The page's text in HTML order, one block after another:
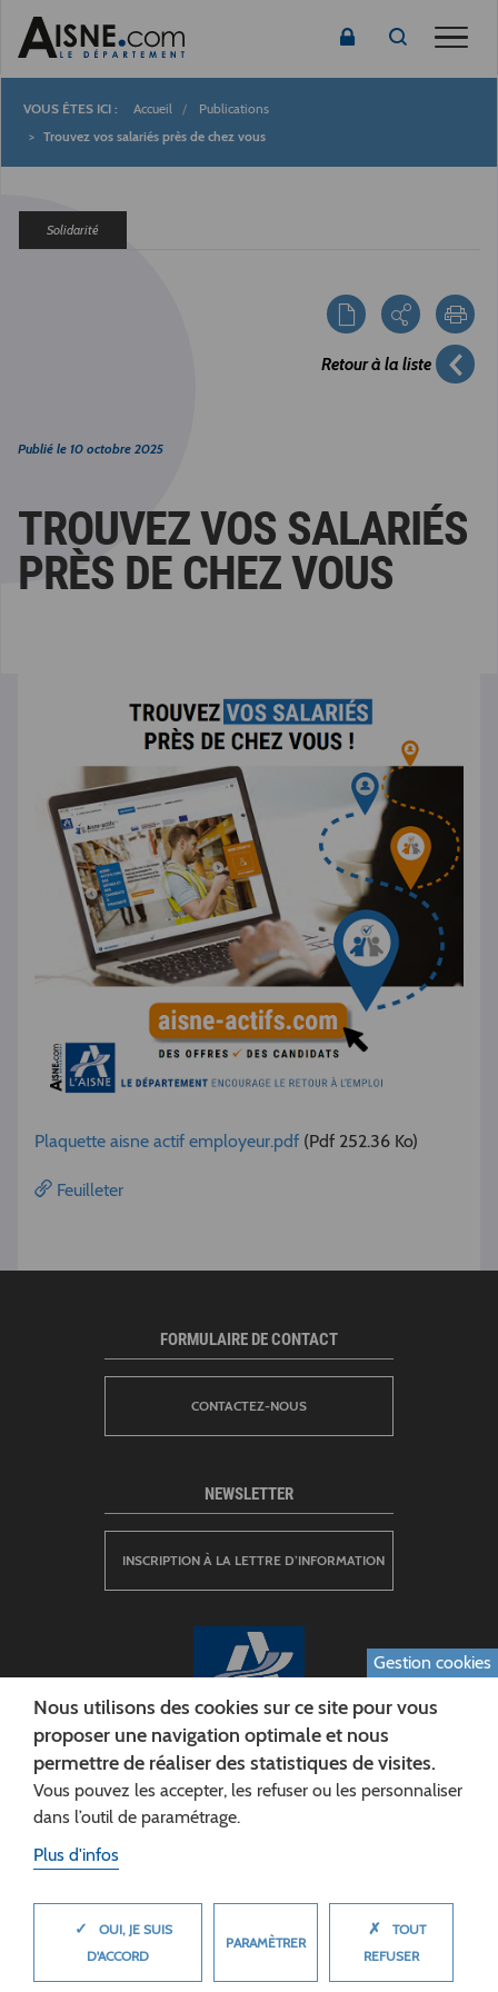
Fil
Accueil
Publications
Trouvez vos salariés près de chez vous
Solidarité
Retour à la liste
Publié le 10 octobre 2025
TROUVEZ VOS SALARIÉS
PRÈS DE CHEZ VOUS
Plaquette aisne actif employeur.pdf (Pdf 252.36 Ko)
Feuilleter
CONSEIL DÉPARTEMENTAL DE L'AISNE
Siège :
FORMULAIRE DE CONTACT
CONTACTEZ-NOUS
NEWSLETTER
INSCRIPTION À LA LETTRE D’INFORMATION
Gestion cookies
Nous utilisons des cookies sur ce site pour vous
proposer une navigation optimale et nous
permettre de réaliser des statistiques de visites.
Vous pouvez les accepter, les refuser ou les personnaliser
dans l’outil de paramétrage.
Plus d'infos
✓
OUI, JE SUIS
D'ACCORD
PARAMÈTRER
✗
TOUT
REFUSER
MASQUER